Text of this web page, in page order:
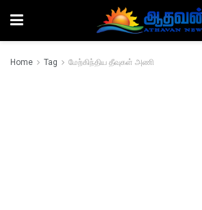
Home Tag மேற்கிந்திய தீவுகள் அணி